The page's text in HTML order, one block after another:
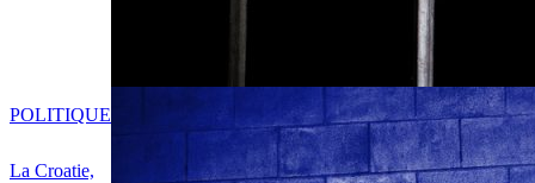
La Croatie,
POLITIQUE